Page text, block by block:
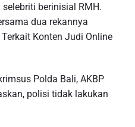
berinisial RMH.
dua rekannya
Konten Judi Online
Polda Bali, AKBP
polisi tidak lakukan